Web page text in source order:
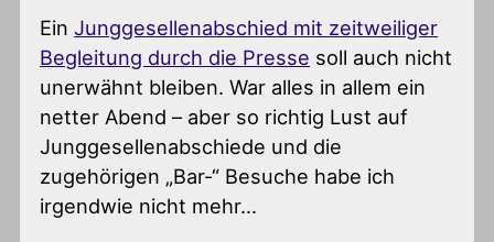
EinJunggesellenabschied mit zeitweiliger
Begleitung durch die Presse soll auch nicht
unerwähnt bleiben. War alles in allem ein
netter Abend – aber so richtig Lust auf
Junggesellenabschiede und die
zugehörigen „Bar-“ Besuche habe ich
irgendwie nicht mehr…